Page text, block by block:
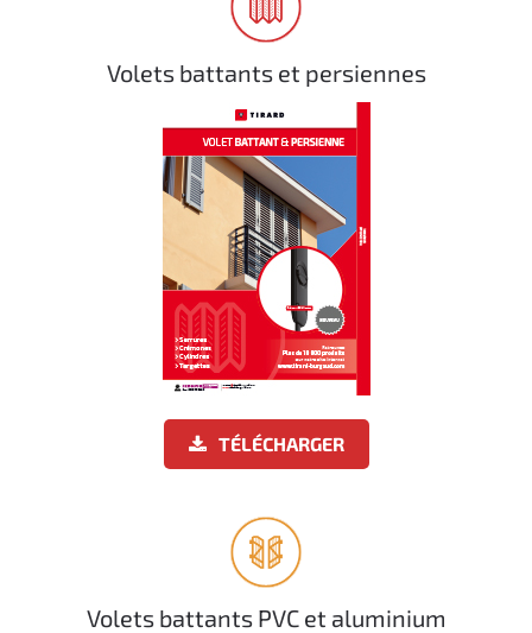
Volets battants et persiennes
TÉLÉCHARGER
Volets battants PVC et aluminium